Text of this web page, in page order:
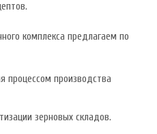
комплекса предлагаем по
процессом производства
зерновых складов.